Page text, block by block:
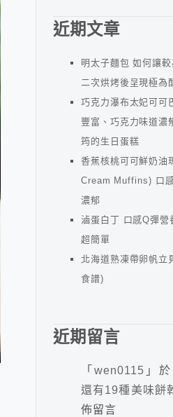
近期文章
明太子麵包 如何讓
二次烘烤後呈現極為
巧克力瀑布太妃可可
豐富、巧克力味道濃
筠的生日蛋糕
香蕉核桃可可鮮奶油
Cream Muffins) 口
濃郁
滷蛋白丁 口感Q彈營
超簡單
北海道熟凍帶卵帆立
食譜)
近期留言
「 wen0115 」
還有19種美味餅
佈留言